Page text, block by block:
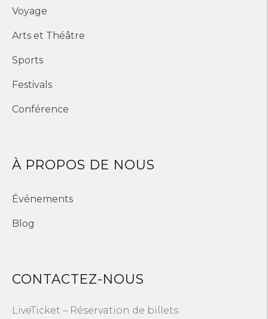
Voyage
Arts et Théâtre
Sports
Festivals
Conférence
À PROPOS DE NOUS
Événements
Blog
CONTACTEZ-NOUS
LiveTicket – Réservation de billets.